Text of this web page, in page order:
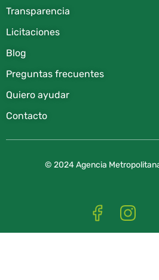
Transparencia
Licitaciones
Blog
Preguntas frecuentes
Quiero ayudar
Contacto
© 2024 Agencia